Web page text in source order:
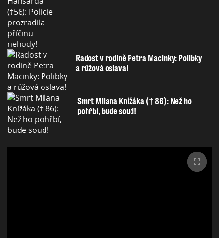
Radost v rodině Petra Macinky: Polibky
a růžová oslava!
Smrt Milana Knížáka († 86): Než ho
pohřbí, bude soud!